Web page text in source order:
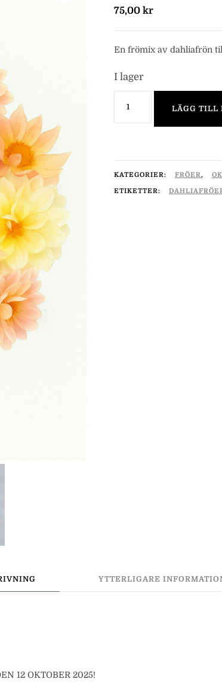
75,00 kr
En frömix av dahliafrön
I lager
LÄGG TILL
KATEGORIER: FRÖER,
ETIKETTER:
YTTERLIGARE
12 OKTOBER 2025!